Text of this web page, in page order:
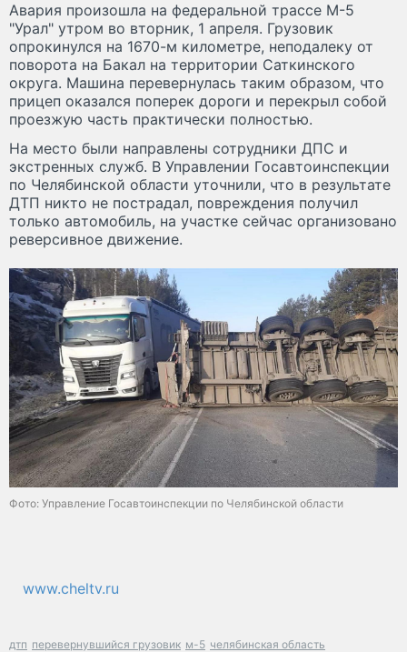
Авария произошла на федеральной трассе М-5
"Урал" утром во вторник, 1 апреля. Грузовик
опрокинулся на 1670-м километре, неподалеку от
поворота на Бакал на территории Саткинского
округа. Машина перевернулась таким образом, что
прицеп оказался поперек дороги и перекрыл собой
проезжую часть практически полностью.
На место были направлены сотрудники ДПС и
экстренных служб. В Управлении Госавтоинспекции
по Челябинской области уточнили, что в результате
ДТП никто не пострадал, повреждения получил
только автомобиль, на участке сейчас организовано
реверсивное движение.
Фото: Управление Госавтоинспекции по Челябинской области
www.cheltv.ru
дтп перевернувшийся грузовик м-5 челябинская область